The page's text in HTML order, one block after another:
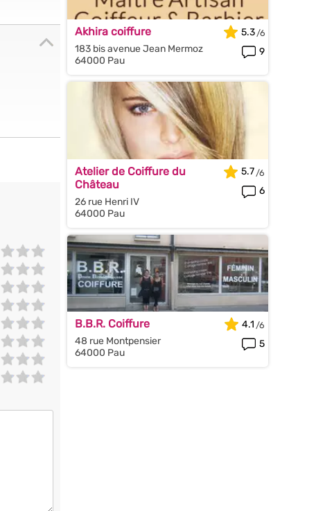
Akhira coiffure
183 bis avenue Jean Mermoz
64000 Pau
5.3
9
Atelier de Coiffure du
Château
26 rue Henri IV
64000 Pau
5.7
6
B.B.R. Coiffure
48 rue Montpensier
64000 Pau
4.1
5